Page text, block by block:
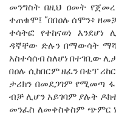
መንግስት በዚህ ዐመት
ተጠቁሞ፤ “በበዐሉ ሰሞን፥
ተሳትፎ የተከናወነ እንደሆነ
ዳኛቸው ድሉን በማውሳት
አስተሳሰብ ስለሆነ በተገቢው
በዐሉ ሲከበርም ዘፈን በቴፕ
ታሪክን በመደጋገም የሚመጣ
ብቻ ሊሆን አይገባም ያሉት
መንፈስ ለመቀስቀስም ጭምር